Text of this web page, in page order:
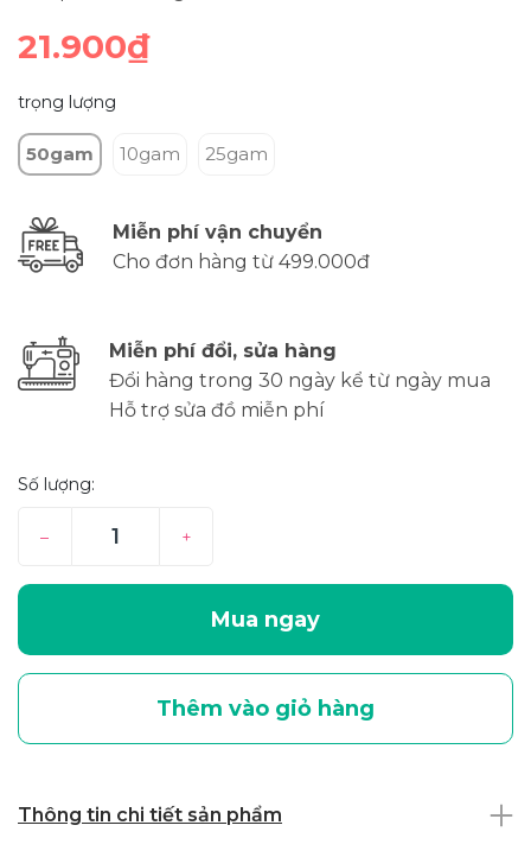
21.900₫
trọng lượng
50gam 10gam 25gam
Miễn phí vận chuyển
Cho đơn hàng từ 499.000đ
Miễn phí đổi, sửa hàng
Đổi hàng trong 30 ngày kể từ ngày mua
Hỗ trợ sửa đồ miễn phí
Số lượng:
– +
Mua ngay
Thêm vào giỏ hàng
Thông tin chi tiết sản phẩm